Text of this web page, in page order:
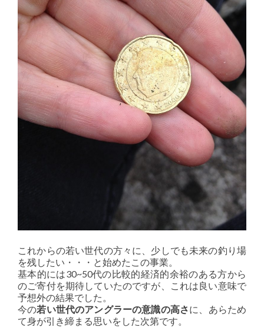
これからの若い世代の方々に、少しでも未来の釣り場
を残したい・・・と始めたこの事業。
基本的には30~50代の比較的経済的余裕のある方から
のご寄付を期待していたのですが、これは良い意味で
予想外の結果でした。
今の若い世代のアングラーの意識の高さに、あらため
て身が引き締まる思いをした次第です。